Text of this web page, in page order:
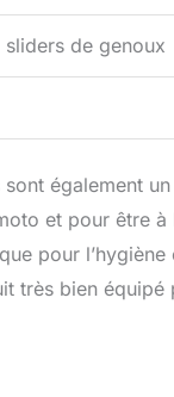
sliders de genoux
également un
et pour être à
pour l’hygiène
très bien équipé